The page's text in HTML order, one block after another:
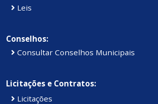
Leis
Conselhos:
Consultar Conselhos Municipais
Licitações e Contratos:
Licitações